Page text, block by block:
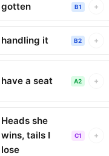
gotten B1 +
handling it B2 +
have a seat A2 +
Heads she
wins, tails I
lose
C1 +